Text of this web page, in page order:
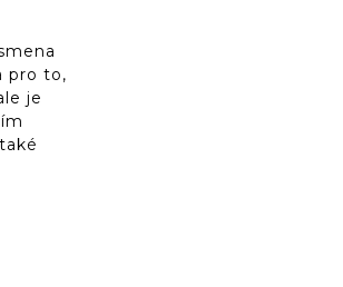
pro to,
je